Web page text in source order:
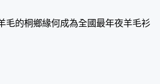
毛的桐鄉緣何成為全國最年夜羊毛衫